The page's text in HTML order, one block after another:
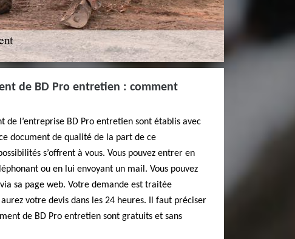
de BD Pro entretien : comment
de l’entreprise BD Pro entretien sont établis avec
document de qualité de la part de ce
s’offrent à vous. Vous pouvez entrer en
ou en lui envoyant un mail. Vous pouvez
sa page web. Votre demande est traitée
votre devis dans les 24 heures. Il faut préciser
de BD Pro entretien sont gratuits et sans